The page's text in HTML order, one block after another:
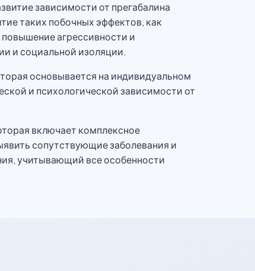
зависимости от прегабалина
таких побочных эффектов, как
агрессивности и
и социальной изоляции.
основывается на индивидуальном
и психологической зависимости от
включает комплексное
сопутствующие заболевания и
учитывающий все особенности